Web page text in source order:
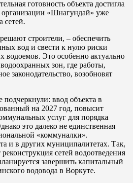
готовность объекта достигла
«Шнагундай» уже
сетей.
строители, – обеспечить
вод и свести к нулю риски
водоемов. Это особенно актуально
зон, где работы,
законодательство, возобновят
ввод объекта в
на 2027 год, повысит
услуг для порядка
это далеко не единственная
«коммуналки».
и в других муниципалитетах. Так,
сетей водоотведения
завершить капитальный
водовода в Воркуте.